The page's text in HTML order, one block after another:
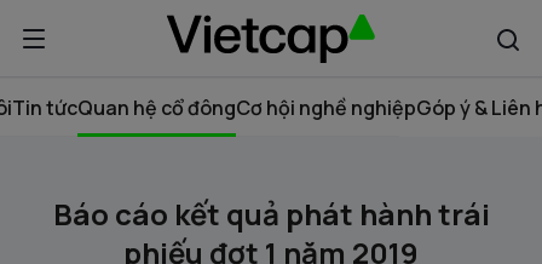
Tin tứcQuan hệ cổ đôngCơ hội nghề nghiệpGóp ý & Liên
Báo cáo kết quả phát hành trái
phiếu đợt 1 năm 2019